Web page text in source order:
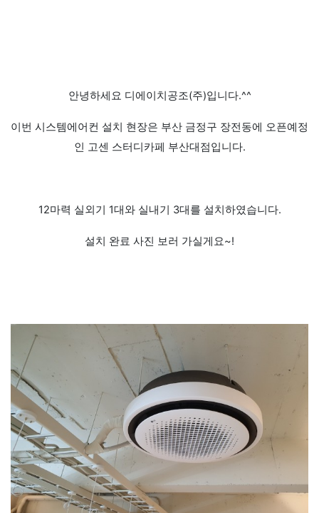
안녕하세요 디에이치공조(주)입니다.^^
이번 시스템에어컨 설치 현장은 부산 금정구 장전동에 오픈예정
인 고센 스터디카페 부산대점입니다.
12마력 실외기 1대와 실내기 3대를 설치하였습니다.
설치 완료 사진 보러 가실게요~!